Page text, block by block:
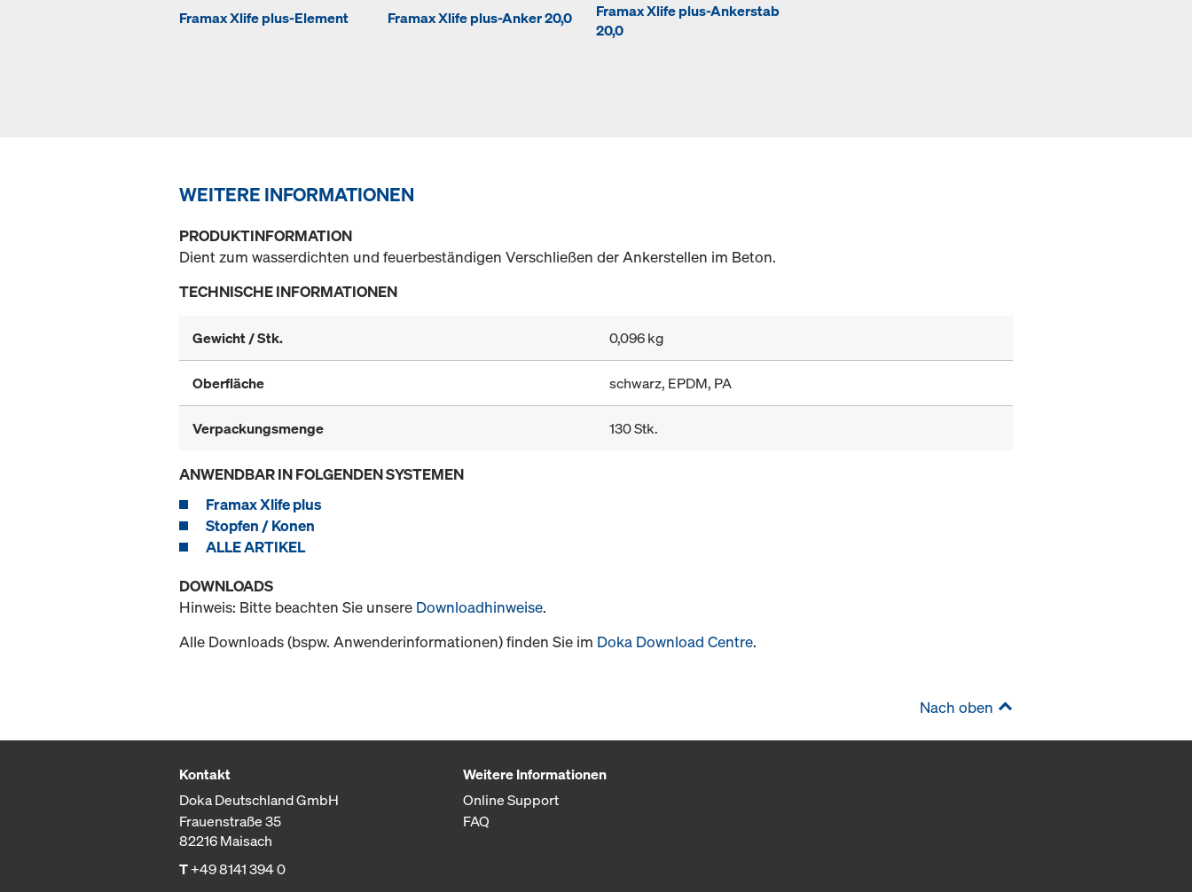
Framax Xlife plus-Element Framax Xlife plus-Anker 20,0
Framax Xlife plus-Ankerstab
20,0
WEITERE INFORMATIONEN
PRODUKTINFORMATION
Dient zum wasserdichten und feuerbeständigen Verschließen der Ankerstellen im Beton.
TECHNISCHE INFORMATIONEN
Gewicht / Stk. 0,096 kg
Oberfläche schwarz, EPDM, PA
Verpackungsmenge 130 Stk.
ANWENDBAR IN FOLGENDEN SYSTEMEN
Framax Xlife plus
Stopfen / Konen
ALLE ARTIKEL
DOWNLOADS
Hinweis: Bitte beachten Sie unsere Downloadhinweise.
Alle Downloads (bspw. Anwenderinformationen) finden Sie im Doka Download Centre.
Nach oben
Kontakt
Doka Deutschland GmbH
Frauenstraße 35
82216 Maisach
T+49 8141 394 0
Weitere Informationen
Online Support
FAQ